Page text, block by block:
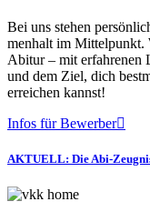
Bei uns ste­hen
men­halt im Mit­tel­punkt.
Abitur – mit erfah­re­nen
und dem Ziel, dich
errei­chen kannst!
Infos für Bewerber
AKTUELL: Die Abi-